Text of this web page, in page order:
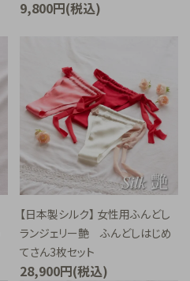
9,800円(税込)
【日本製シルク】 女性用ふんどし
ランジェリー艶 ふんどしはじめ
てさん3枚セット
28,900円(税込)